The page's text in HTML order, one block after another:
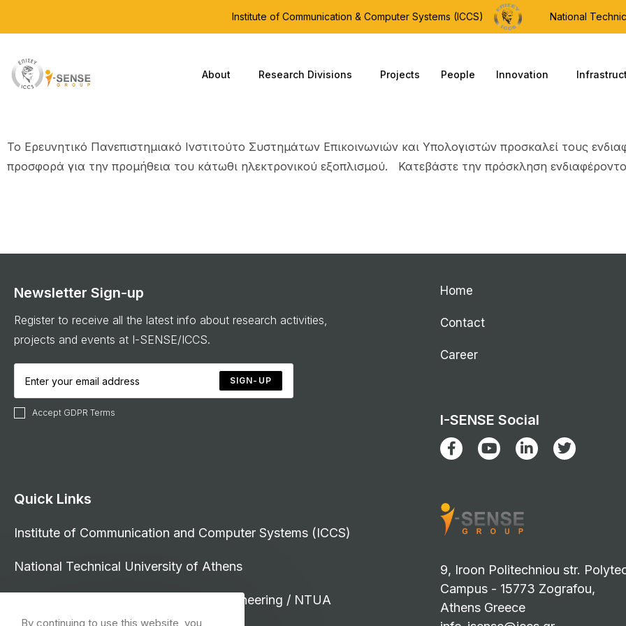
Institute of Communication & Computer Systems (ICCS) National
About Research Divisions Projects People Innovation
To Ερευνητικό Πανεπιστημιακό Ινστιτούτο Συστημάτων Επικοινωνιών και Υπολογιστών προσκαλεί τους
προσφορά για την προμήθεια του κάτωθι ηλεκτρονικού εξοπλισμού. Κατεβάστε την πρόσκληση
Newsletter Sign-up
Register to receive all the latest info about research activities,
projects and events at I-SENSE/ICCS.
SIGN-UP
Accept GDPR Terms
Quick Links
Institute of Communication and Computer Systems (ICCS)
National Technical University of Athens
School of Electrical and Computer Engineering / NTUA
Home
Contact
Career
I-SENSE Social
9, Iroon Politechniou str.
Campus - 15773 Zografou,
Athens Greece
By continuing to use this website, you